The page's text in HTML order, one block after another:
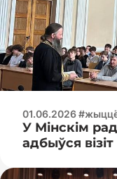
01.06.2026
У Мінскім
адбыўся